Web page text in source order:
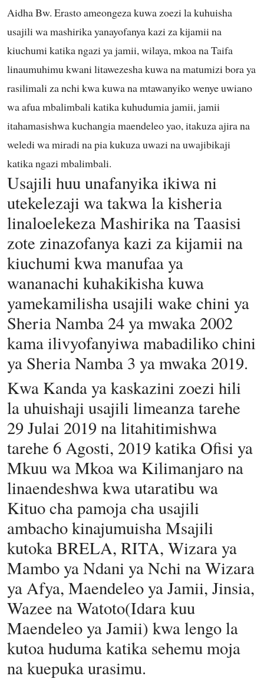
Aidha Bw. Erasto ameongeza kuwa zoezi la kuhuisha
usajili wa mashirika yanayofanya kazi za kijamii na
kiuchumi katika ngazi ya jamii, wilaya, mkoa na Taifa
linaumuhimu kwani litawezesha kuwa na matumizi bora ya
rasilimali za nchi kwa kuwa na mtawanyiko wenye uwiano
wa afua mbalimbali katika kuhudumia jamii, jamii
itahamasishwa kuchangia maendeleo yao, itakuza ajira na
weledi wa miradi na pia kukuza uwazi na uwajibikaji
katika ngazi mbalimbali.
Usajili huu unafanyika ikiwa ni
utekelezaji wa takwa la kisheria
linaloelekeza Mashirika na Taasisi
zote zinazofanya kazi za kijamii na
kiuchumi kwa manufaa ya
wananachi kuhakikisha kuwa
yamekamilisha usajili wake chini ya
Sheria Namba 24 ya mwaka 2002
kama ilivyofanyiwa mabadiliko chini
ya Sheria Namba 3 ya mwaka 2019.
Kwa Kanda ya kaskazini zoezi hili
la uhuishaji usajili limeanza tarehe
29 Julai 2019 na litahitimishwa
tarehe 6 Agosti, 2019 katika Ofisi ya
Mkuu wa Mkoa wa Kilimanjaro na
linaendeshwa kwa utaratibu wa
Kituo cha pamoja cha usajili
ambacho kinajumuisha Msajili
kutoka BRELA, RITA, Wizara ya
Mambo ya Ndani ya Nchi na Wizara
ya Afya, Maendeleo ya Jamii, Jinsia,
Wazee na Watoto(Idara kuu
Maendeleo ya Jamii) kwa lengo la
kutoa huduma katika sehemu moja
na kuepuka urasimu.